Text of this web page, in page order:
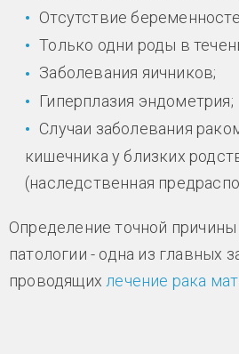
Отсутствие
Только одни роды в
Заболевания яичников;
Гиперплазия эндометрия;
Случаи заболевания
кишечника у близких
(наследственная
Определение точной причины
патологии - одна из главных
проводящих лечение рака